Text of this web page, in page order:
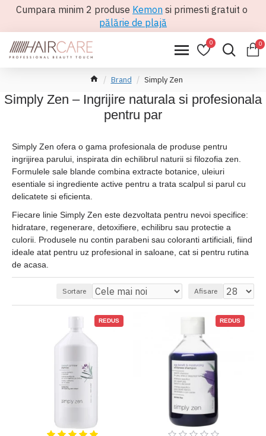
Cumpara minim 2 produse Kemon si primesti gratuit o
pălărie de plajă
0 0
Brand Simply Zen
Simply Zen – Ingrijire naturala si profesionala
pentru par
Simply Zen ofera o gama profesionala de produse pentru
ingrijirea parului, inspirata din echilibrul naturii si filozofia zen.
Formulele sale blande combina extracte botanice, uleiuri
esentiale si ingrediente active pentru a trata scalpul si parul cu
delicatete si eficienta.
Fiecare linie Simply Zen este dezvoltata pentru nevoi specifice:
hidratare, regenerare, detoxifiere, echilibru sau protectie a
culorii. Produsele nu contin parabeni sau coloranti artificiali, fiind
ideale atat pentru uz profesional in saloane, cat si pentru rutina
de acasa.
Sortare Afisare
REDUS REDUS